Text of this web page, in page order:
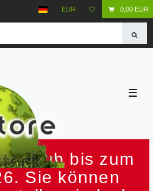
EUR 0,00 EUR
☰
Urlaub bis zum
Sie können